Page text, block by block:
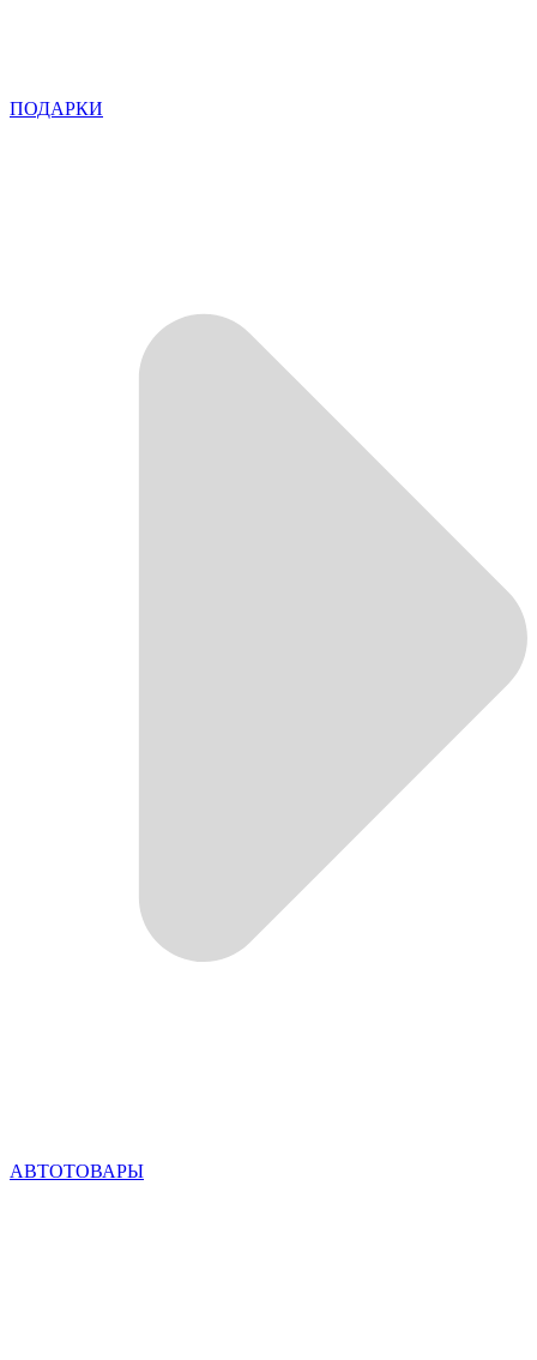
ПОДАРКИ
АВТОТОВАРЫ